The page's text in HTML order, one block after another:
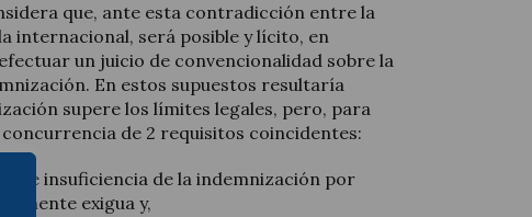
que, ante esta contradicción entre la
internacional, será posible y lícito, en
un juicio de convencionalidad sobre la
En estos supuestos resultaría
supere los límites legales, pero, para
de 2 requisitos coincidentes:
insuficiencia de la indemnización por
exigua y,